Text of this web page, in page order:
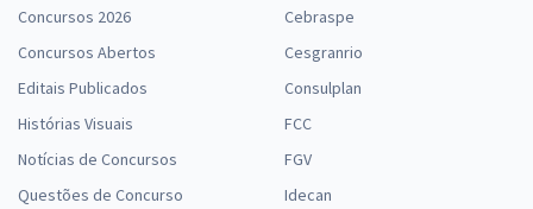
Concursos 2026
Concursos Abertos
Editais Publicados
Histórias Visuais
Notícias de Concursos
Questões de Concurso
Cebraspe
Cesgranrio
Consulplan
FCC
FGV
Idecan